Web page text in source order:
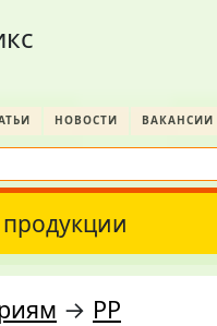
НОВОСТИ ВАКАНСИИ
продукции
→ PP